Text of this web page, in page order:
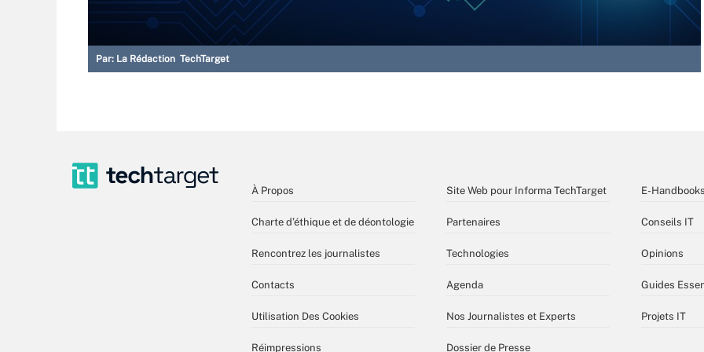
Par: La Rédaction TechTarget
À Propos
Charte d’éthique et de déontologie
Rencontrez les journalistes
Contacts
Utilisation Des Cookies
Réimpressions
Site Web pour Informa TechTarget
Partenaires
Technologies
Agenda
Nos Journalistes et Experts
Dossier de Presse
E-Handbooks
Conseils IT
Opinions
Guides
Projets IT